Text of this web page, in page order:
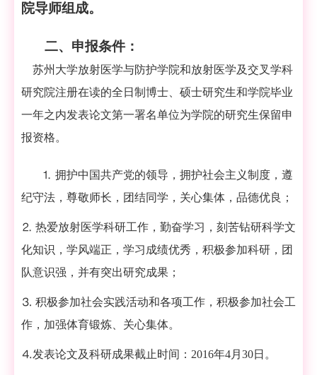
院导师组成。
二、申报条件：
苏州大学放射医学与防护学院和放射医学及交叉学科
研究院注册在读的全日制博士、硕士研究生和学院毕业
一年之内发表论文第一署名单位为学院的研究生保留申
报资格。
⒈ 拥护中国共产党的领导，拥护社会主义制度，遵
纪守法，尊敬师长，团结同学，关心集体，品德优良；
⒉ 热爱放射医学科研工作，勤奋学习，刻苦钻研科学文
化知识，学风端正，学习成绩优秀，积极参加科研，团
队意识强，并有突出研究成果；
⒊ 积极参加社会实践活动和各项工作，积极参加社会工
作，加强体育锻炼、关心集体。
⒋发表论文及科研成果截止时间：2016年4月 30日。